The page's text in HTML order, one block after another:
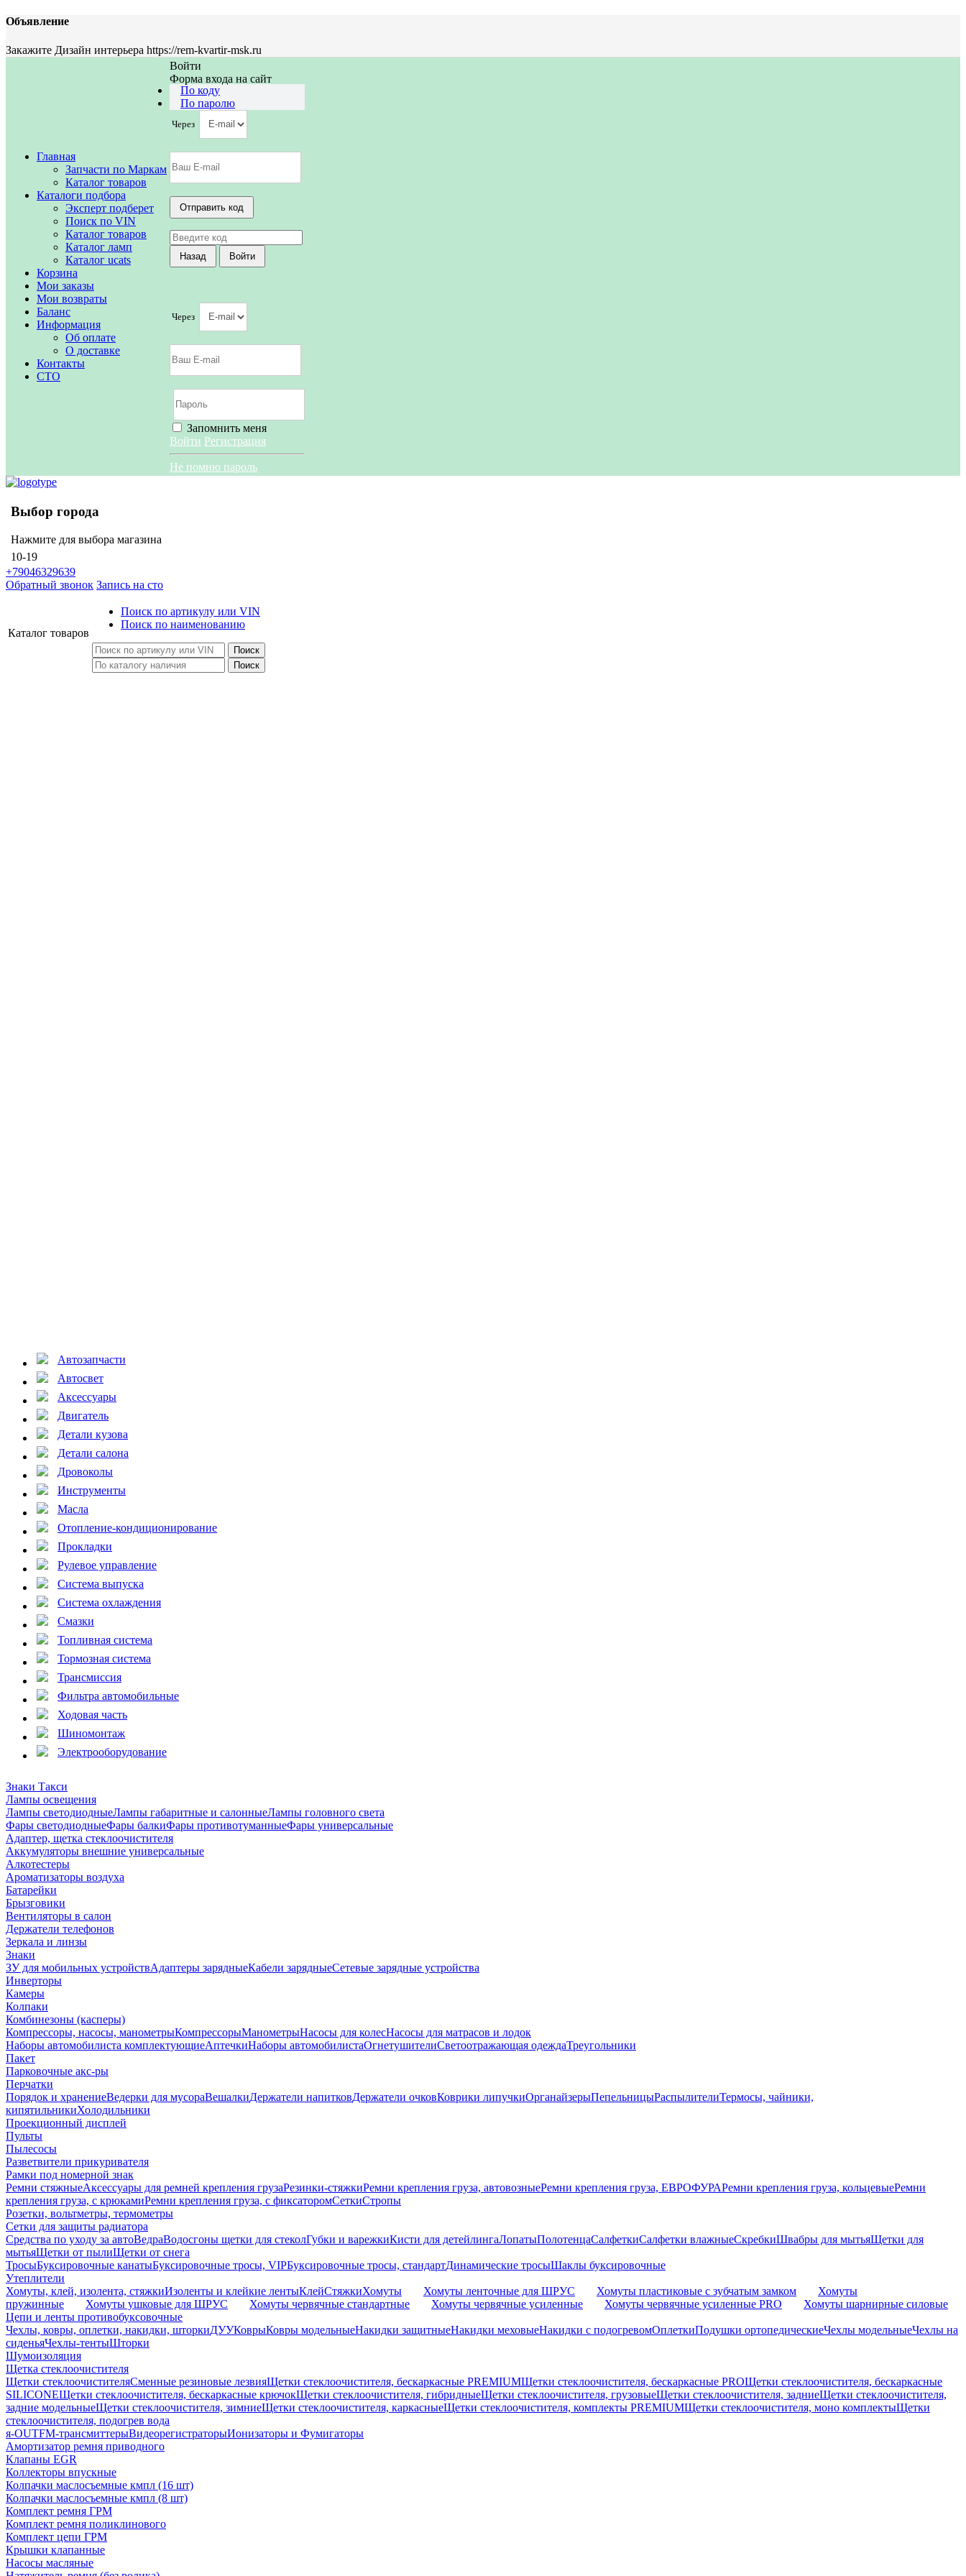
Объявление
Закажите Дизайн интерьера https://rem-kvartir-msk.ru
Главная
Запчасти по Маркам
Каталог товаров
Каталоги подбора
Эксперт подберет
Поиск по VIN
Каталог товаров
Каталог ламп
Каталог ucats
Корзина
Мои заказы
Мои возвраты
Баланс
Информация
Об оплате
О доставке
Контакты
СТО
Войти
Форма входа на сайт
По коду
По паролю
Через
Через
Запомнить меня
Войти Регистрация
Не помню пароль
Выбор города
Нажмите для выбора магазина
10-19
+79046329639
Обратный звонок Запись на сто
Каталог товаров
Поиск по артикулу или VIN
Поиск по наименованию
Поиск
Поиск
Автозапчасти
Автосвет
Аксессуары
Двигатель
Детали кузова
Детали салона
Дровоколы
Инструменты
Масла
Отопление-кондиционирование
Прокладки
Рулевое управление
Система выпуска
Система охлаждения
Смазки
Топливная система
Тормозная система
Трансмиссия
Фильтра автомобильные
Ходовая часть
Шиномонтаж
Электрооборудование
Знаки Такси
Лампы освещения
Лампы светодиодныеЛампы габаритные и салонныеЛампы головного света
Фары светодиодныеФары балкиФары противотуманныеФары универсальные
Адаптер, щетка стеклоочистителя
Аккумуляторы внешние универсальные
Алкотестеры
Ароматизаторы воздуха
Батарейки
Брызговики
Вентиляторы в салон
Держатели телефонов
Зеркала и линзы
Знаки
ЗУ для мобильных устройствАдаптеры зарядныеКабели зарядныеСетевые зарядные устройства
Инверторы
Камеры
Колпаки
Комбинезоны (касперы)
Компрессоры, насосы, манометрыКомпрессорыМанометрыНасосы для колесНасосы для матрасов и лодок
Наборы автомобилиста комплектующиеАптечкиНаборы автомобилистаОгнетушителиСветоотражающая одеждаТреугольники
Пакет
Парковочные акс-ры
Перчатки
Порядок и хранениеВедерки для мусораВешалкиДержатели напитковДержатели очковКоврики липучкиОрганайзерыПепельницыРаспылителиТермосы, чайники,
кипятильникиХолодильники
Проекционный дисплей
Пульты
Пылесосы
Разветвители прикуривателя
Рамки под номерной знак
Ремни стяжныеАксессуары для ремней крепления грузаРезинки-стяжкиРемни крепления груза, автовозныеРемни крепления груза, ЕВРОФУРАРемни крепления груза, кольцевыеРемни
крепления груза, с крюкамиРемни крепления груза, с фиксаторомСеткиСтропы
Розетки, вольтметры, термометры
Сетки для защиты радиатора
Средства по уходу за автоВедраВодосгоны щетки для стеколГубки и варежкиКисти для детейлингаЛопатыПолотенцаСалфеткиСалфетки влажныеСкребкиШвабры для мытьяЩетки для
мытьяЩетки от пылиЩетки от снега
ТросыБуксировочные канатыБуксировочные тросы, VIPБуксировочные тросы, стандартДинамические тросыШаклы буксировочные
Утеплители
Хомуты, клей, изолента, стяжкиИзоленты и клейкие лентыКлейСтяжкиХомуты Хомуты ленточные для ШРУС Хомуты пластиковые с зубчатым замком
Хомуты
пружинные
Хомуты ушковые для ШРУС Хомуты червячные стандартные Хомуты червячные усиленные Хомуты червячные усиленные PRO
Хомуты шарнирные силовые
Цепи и ленты противобуксовочные
Чехлы, ковры, оплетки, накидки, шторкиДУУКоврыКовры модельныеНакидки защитныеНакидки меховыеНакидки с подогревомОплеткиПодушки ортопедическиеЧехлы модельныеЧехлы на
сиденьяЧехлы-тентыШторки
Шумоизоляция
Щетка стеклоочистителя
Щетки стеклоочистителяСменные резиновые лезвияЩетки стеклоочистителя, бескаркасные PREMIUMЩетки стеклоочистителя, бескаркасные PROЩетки стеклоочистителя, бескаркасные
SILICONEЩетки стеклоочистителя, бескаркасные крючокЩетки стеклоочистителя, гибридныеЩетки стеклоочистителя, грузовыеЩетки стеклоочистителя, задниеЩетки стеклоочистителя,
задние модельныеЩетки стеклоочистителя, зимниеЩетки стеклоочистителя, каркасныеЩетки стеклоочистителя, комплекты PREMIUMЩетки стеклоочистителя, моно комплектыЩетки
стеклоочистителя, подогрев вода
я-OUTFM-трансмиттерыВидеорегистраторыИонизаторы и Фумигаторы
Амортизатор ремня приводного
Клапаны EGR
Коллекторы впускные
Колпачки маслосъемные кмпл (16 шт)
Колпачки маслосъемные кмпл (8 шт)
Комплект ремня ГРМ
Комплект ремня поликлинового
Комплект цепи ГРМ
Крышки клапанные
Насосы масляные